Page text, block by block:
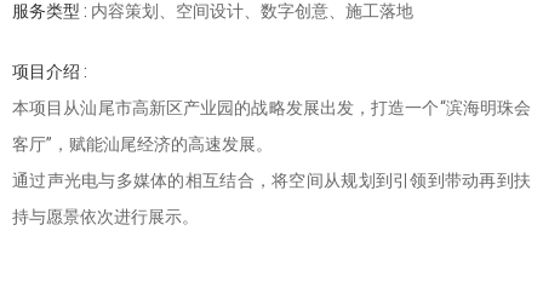
服务类型 : 内容策划、空间设计、数字创意、施工落地
项目介绍 :
本项目从汕尾市高新区产业园的战略发展出发，打造一个“滨海明珠会
客厅”，赋能汕尾经济的高速发展。
通过声光电与多媒体的相互结合，将空间从规划到引领到带动再到扶
持与愿景依次进行展示。